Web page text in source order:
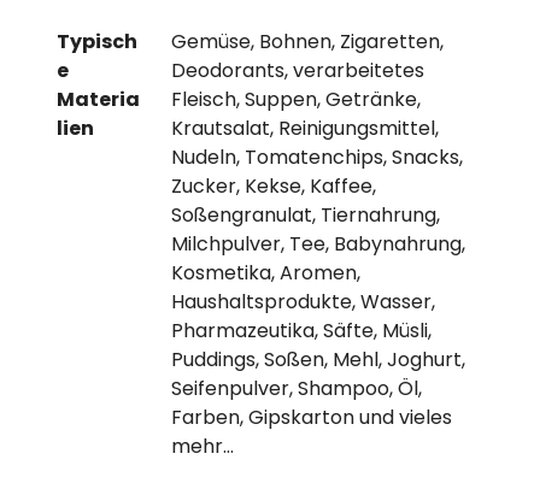
Typisch
e
Materia
lien
Gemüse, Bohnen, Zigaretten,
Deodorants, verarbeitetes
Fleisch, Suppen, Getränke,
Krautsalat, Reinigungsmittel,
Nudeln, Tomatenchips, Snacks,
Zucker, Kekse, Kaffee,
Soßengranulat, Tiernahrung,
Milchpulver, Tee, Babynahrung,
Kosmetika, Aromen,
Haushaltsprodukte, Wasser,
Pharmazeutika, Säfte, Müsli,
Puddings, Soßen, Mehl, Joghurt,
Seifenpulver, Shampoo, Öl,
Farben, Gipskarton und vieles
mehr…